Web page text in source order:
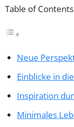
Table of Contents
Neue
Einblicke in
Inspiration
Minimales